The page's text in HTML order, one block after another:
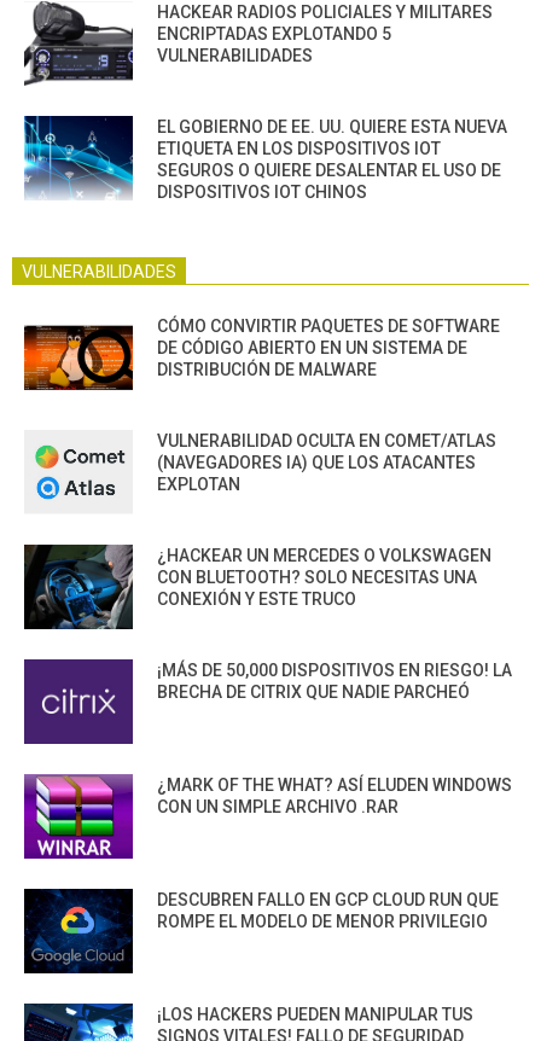
HACKEAR RADIOS POLICIALES Y MILITARES
ENCRIPTADAS EXPLOTANDO 5
VULNERABILIDADES
EL GOBIERNO DE EE. UU. QUIERE ESTA NUEVA
ETIQUETA EN LOS DISPOSITIVOS IOT
SEGUROS O QUIERE DESALENTAR EL USO DE
DISPOSITIVOS IOT CHINOS
VULNERABILIDADES
CÓMO CONVIRTIR PAQUETES DE SOFTWARE
DE CÓDIGO ABIERTO EN UN SISTEMA DE
DISTRIBUCIÓN DE MALWARE
VULNERABILIDAD OCULTA EN COMET/ATLAS
(NAVEGADORES IA) QUE LOS ATACANTES
EXPLOTAN
¿HACKEAR UN MERCEDES O VOLKSWAGEN
CON BLUETOOTH? SOLO NECESITAS UNA
CONEXIÓN Y ESTE TRUCO
¡MÁS DE 50,000 DISPOSITIVOS EN RIESGO! LA
BRECHA DE CITRIX QUE NADIE PARCHEÓ
¿MARK OF THE WHAT? ASÍ ELUDEN WINDOWS
CON UN SIMPLE ARCHIVO .RAR
DESCUBREN FALLO EN GCP CLOUD RUN QUE
ROMPE EL MODELO DE MENOR PRIVILEGIO
¡LOS HACKERS PUEDEN MANIPULAR TUS
SIGNOS VITALES! FALLO DE SEGURIDAD